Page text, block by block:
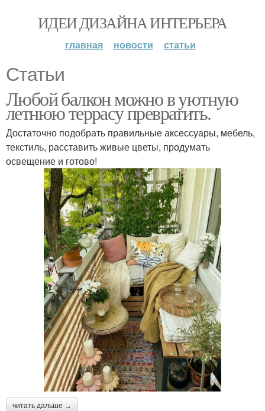
ИДЕИ ДИЗАЙНА ИНТЕРЬЕРА
главная новости статьи
Статьи
Любой балкон можно в уютную
летнюю террасу превратить.
Достаточно подобрать правильные аксессуары, мебель,
текстиль, расставить живые цветы, продумать
освещение и готово!
читать дальше →